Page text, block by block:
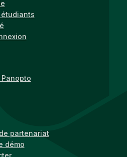
partenariat
démo